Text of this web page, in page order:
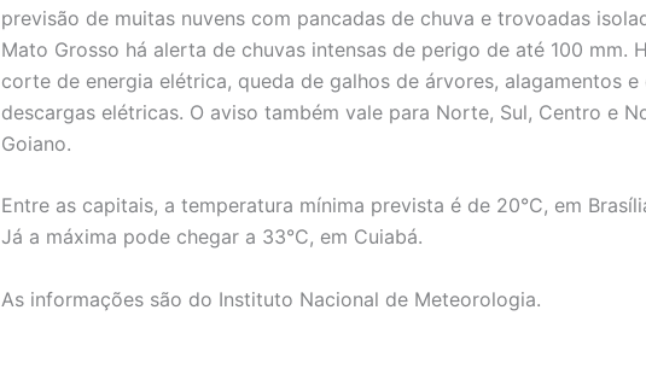
previsão de muitas nuvens com pancadas de chuva e trovoadas
Mato Grosso há alerta de chuvas intensas de perigo de até 100 mm.
corte de energia elétrica, queda de galhos de árvores, alagamentos e
descargas elétricas. O aviso também vale para Norte, Sul, Centro e
Goiano.
Entre as capitais, a temperatura mínima prevista é de 20°C, em
Já a máxima pode chegar a 33°C, em Cuiabá.
As informações são do Instituto Nacional de Meteorologia.